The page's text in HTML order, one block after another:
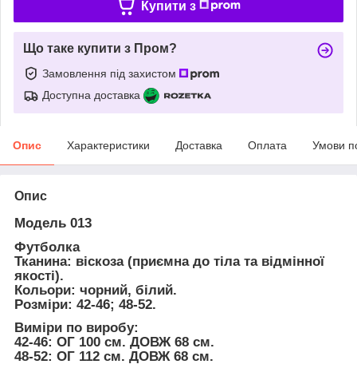
Купити з
Що таке купити з Пром?
Замовлення під захистом
Доступна доставка
Опис Характеристики Доставка Оплата Умови
Опис
Модель 013
Футболка
Тканина: віскоза (приємна до тіла та відмінної
якості).
Кольори: чорний, білий.
Розміри: 42-46; 48-52.
Виміри по виробу:
42-46: ОГ 100 см. ДОВЖ 68 см.
48-52: ОГ 112 см. ДОВЖ 68 см.